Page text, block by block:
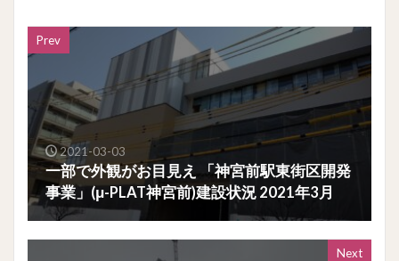
Prev
2021-03-03
一部で外観がお目見え 「神宮前駅東街区開発
事業」(μ-PLAT神宮前)建設状況 2021年3月
Next